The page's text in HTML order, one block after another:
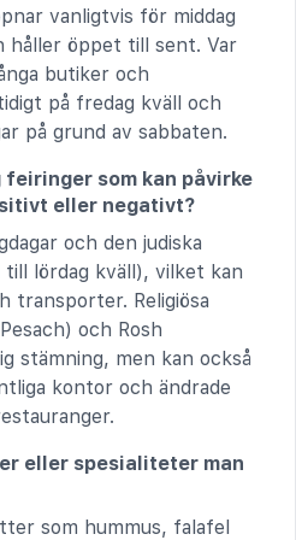
vanligtvis för middag
håller öppet till sent. Var
butiker och
på fredag kväll och
på grund av sabbaten.
som kan påvirke
eller negativt?
och den judiska
lördag kväll), vilket kan
transporter. Religiösa
och Rosh
stämning, men kan också
kontor och ändrade
eller spesialiteter man
som hummus, falafel